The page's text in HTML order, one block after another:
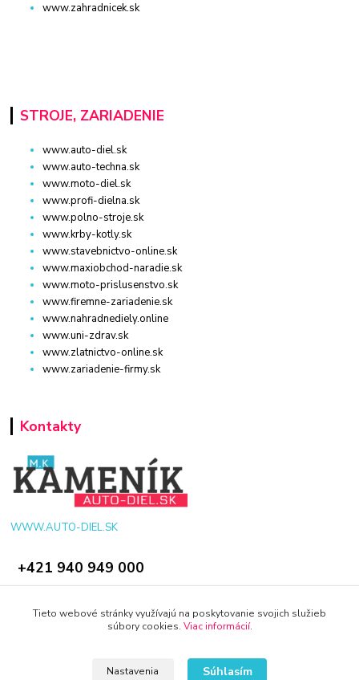
www.zahradnicek.sk
STROJE, ZARIADENIE
www.auto-diel.sk
www.auto-techna.sk
www.moto-diel.sk
www.profi-dielna.sk
www.polno-stroje.sk
www.krby-kotly.sk
www.stavebnictvo-online.sk
www.maxiobchod-naradie.sk
www.moto-prislusenstvo.sk
www.firemne-zariadenie.sk
www.nahradnediely.online
www.uni-zdrav.sk
www.zlatnictvo-online.sk
www.zariadenie-firmy.sk
Kontakty
WWW.AUTO-DIEL.SK
+421 940 949 000
Tieto webové stránky využívajú na poskytovanie svojich služieb
súbory cookies. Viac informácií.
Nastavenia Súhlasím